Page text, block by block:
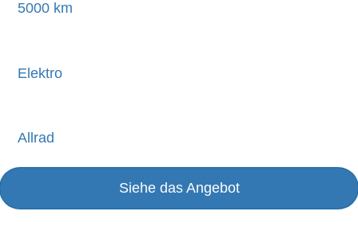
5000 km
Elektro
Allrad
Siehe das Angebot